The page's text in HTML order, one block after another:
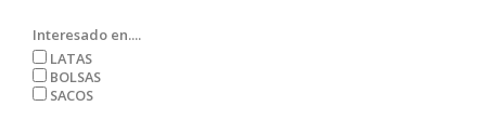
Interesado en....
LATAS
BOLSAS
SACOS